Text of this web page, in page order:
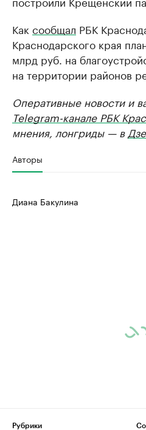
Как сообщал РБК
Краснодарского края
млрд руб. на
на территории районов
Оперативные новости и
Telegram-канале РБК
мнения, лонгриды — в
Авторы
Диана Бакулина
Рубрики